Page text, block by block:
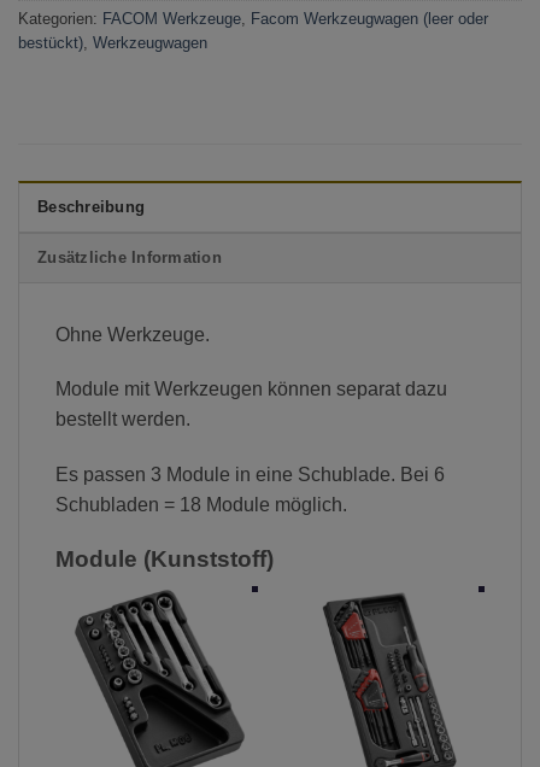
Kategorien: FACOM Werkzeuge
Facom Werkzeugwagen (leer oder
bestückt) Werkzeugwagen
Beschreibung
Zusätzliche Information
Ohne Werkzeuge.
Module mit Werkzeugen können separat dazu
bestellt werden.
Es passen 3 Module in eine Schublade. Bei 6
Schubladen = 18 Module möglich.
Module (Kunststoff)